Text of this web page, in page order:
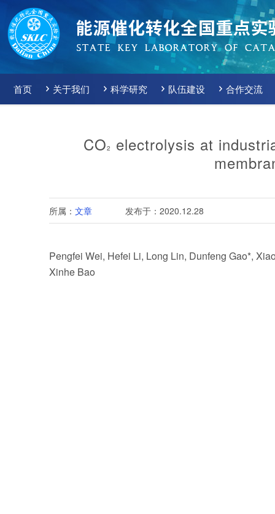
首页 关于我们 科学研究 队伍建设 合作交流
CO2
electrolysis at
所属： 文章 发布于：2020.12.28
Pengfei Wei, Hefei Li, Long Lin, Dunfeng Gao*,
Xinhe Bao